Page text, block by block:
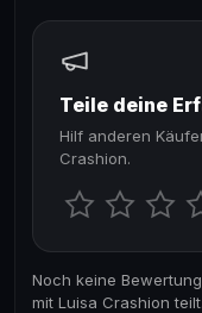
Teile deine
Hilf anderen
Crashion.
Noch keine
mit Luisa Crashion teilt.